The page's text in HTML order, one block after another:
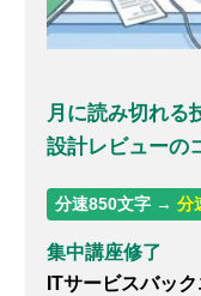
月に読み切れる
設計レビューの
分速850文字 →分
集中講座修了
ITサービスバッ